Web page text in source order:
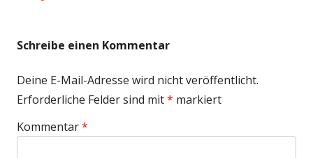
Schreibe einen Kommentar
Deine E-Mail-Adresse wird nicht veröffentlicht.
Erforderliche Felder sind mit* markiert
Kommentar*